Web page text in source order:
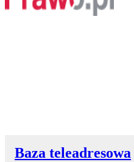
Baza teleadresowa